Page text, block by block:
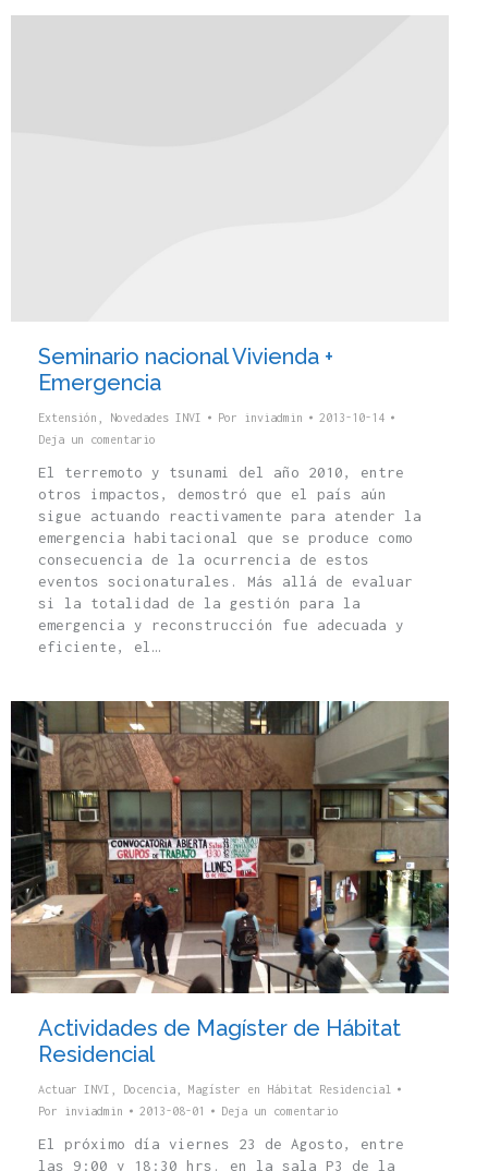
Seminario nacional Vivienda +
Emergencia
Extensión Novedades INVI Por inviadmin
2013-10-14
Deja un comentario
El terremoto y tsunami del año 2010, entre
otros impactos, demostró que el país aún
sigue actuando reactivamente para atender la
emergencia habitacional que se produce como
consecuencia de la ocurrencia de estos
eventos socionaturales. Más allá de evaluar
si la totalidad de la gestión para la
emergencia y reconstrucción fue adecuada y
eficiente, el…
Actividades de Magíster de Hábitat
Residencial
Actuar INVI Docencia
Magíster en Hábitat Residencial
Por
inviadmin 2013-08-01 Deja un comentario
El próximo día viernes 23 de Agosto, entre
las 9:00 y 18:30 hrs. en la sala P3 de la